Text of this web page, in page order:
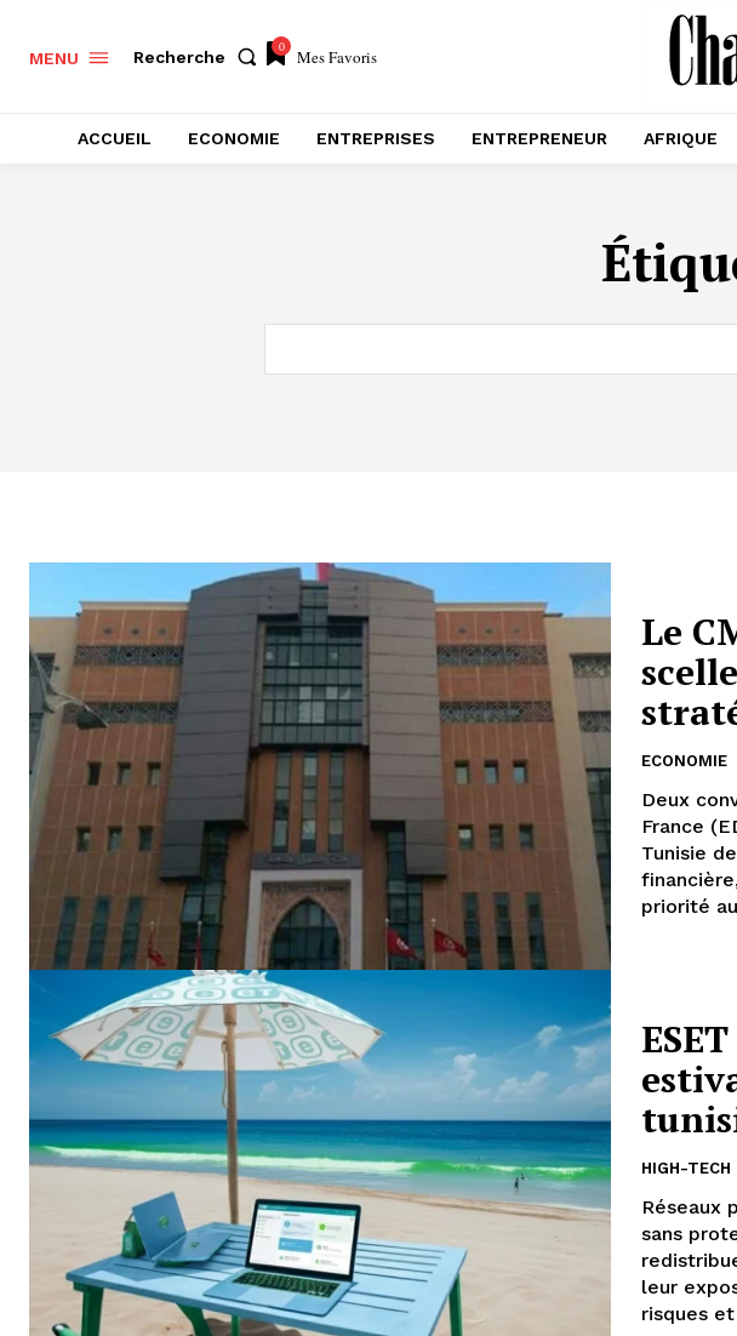
MENU Recherche
0 Mes Favoris
ACCUEIL ECONOMIE ENTREPRISES ENTREPRENEUR AFRIQUE
Le
ECONOMIE
Deux
France
Tunisie
priorité
HIGH-TECH
Réseaux
sans
leur
risques